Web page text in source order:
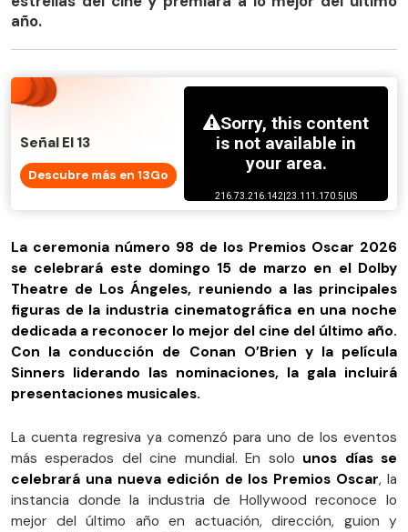
año.
Señal El 13
Descubre más en 13Go
La ceremonia número 98 de los Premios Oscar 2026
se celebrará este domingo 15 de marzo en el Dolby
Theatre de Los Ángeles, reuniendo a las principales
figuras de la industria cinematográfica en una noche
dedicada a reconocer lo mejor del cine del último año.
Con la conducción de Conan O’Brien y la película
Sinners liderando las nominaciones, la gala incluirá
presentaciones musicales.
La cuenta regresiva ya comenzó para uno de los eventos
más esperados del cine mundial. En solo unos días se
celebrará una nueva edición de los Premios Oscar, la
instancia donde la industria de Hollywood reconoce lo
mejor del último año en actuación, dirección, guion y